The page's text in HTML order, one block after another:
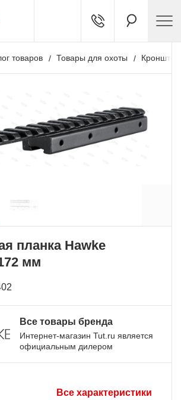
товаров Товары для охоты
планка Hawke
мм
Все товары бренда
Интернет-магазин Tut.ru является
официальным дилером
Все характеристики